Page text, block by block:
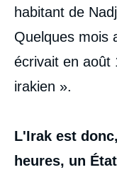
habitant de
Quelques mois
écrivait en août
irakien ».
L'Irak est
heures, un